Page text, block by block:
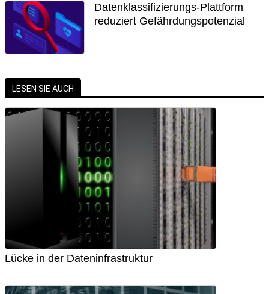
Datenklassifizierungs-Plattform
reduziert Gefährdungspotenzial
LESEN SIE AUCH
Lücke in der Dateninfrastruktur